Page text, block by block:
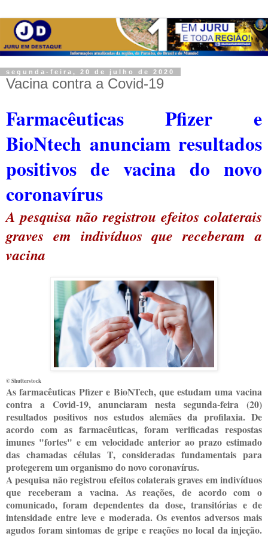
segunda-feira, 20 de julho de 2020
Vacina contra a Covid-19
Farmacêuticas Pfizer e
BioNtech anunciam resultados
positivos de vacina do novo
coronavírus
A pesquisa não registrou efeitos colaterais
graves em indivíduos que receberam a
vacina
© Shutterstock
As farmacêuticas Pfizer e BioNTech, que estudam uma vacina
contra a Covid-19, anunciaram nesta segunda-feira (20)
resultados positivos nos estudos alemães da profilaxia. De
acordo com as farmacêuticas, foram verificadas respostas
imunes "fortes" e em velocidade anterior ao prazo estimado
das chamadas células T, consideradas fundamentais para
protegerem um organismo do novo coronavírus.
A pesquisa não registrou efeitos colaterais graves em indivíduos
que receberam a vacina. As reações, de acordo com o
comunicado, foram dependentes da dose, transitórias e de
intensidade entre leve e moderada. Os eventos adversos mais
agudos foram sintomas de gripe e reações no local da injeção.